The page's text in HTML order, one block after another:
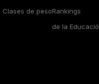
Clases de pesoRankings
de la